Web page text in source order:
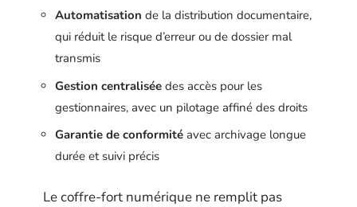
Automatisation de la distribution documentaire,
qui réduit le risque d’erreur ou de dossier mal
transmis
Gestion centralisée des accès pour les
gestionnaires, avec un pilotage affiné des droits
Garantie de conformité avec archivage longue
durée et suivi précis
Le coffre-fort numérique ne remplit pas